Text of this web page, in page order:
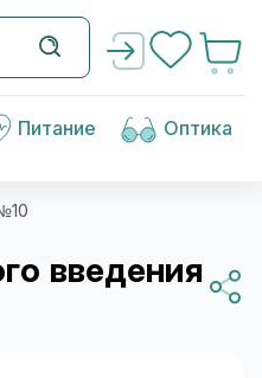
Питание Оптика
введения